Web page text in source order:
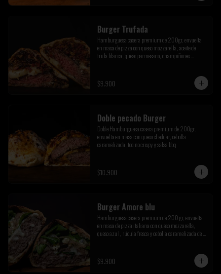
Burger Trufada
Hamburguesa casera premium de 200gr, envuelta
en masa de pizza con queso mozzarella, aceite de
trufa blanca, queso parmesano, champiñones
$9.900
Doble pecado Burger
Doble Hamburguesa casera premium de 200gr,
envuelta en masa con queso cheddar, cebolla
caramelizada, tocino crispy y salsa bbq
$10.900
Burger Amore blu
Hamburguesa casera premium de 200 gr, envuelta
en masa de pizza italiana con queso mozzarella,
queso azul , rúcula fresca y cebolla caramelizada de la
$9.900